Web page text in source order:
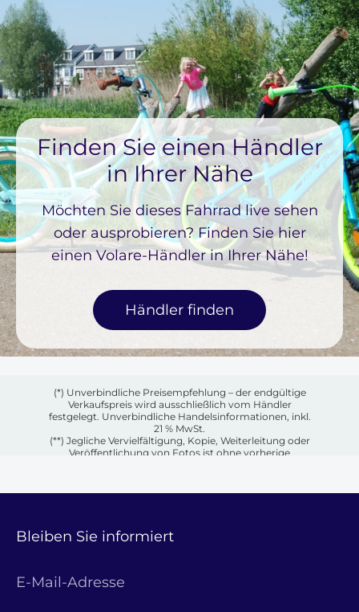
Finden Sie einen Händler
in Ihrer Nähe
Möchten Sie dieses Fahrrad live sehen
oder ausprobieren? Finden Sie hier
einen Volare-Händler in Ihrer Nähe!
Händler finden
(*) Unverbindliche Preisempfehlung – der endgültige
Verkaufspreis wird ausschließlich vom Händler
festgelegt. Unverbindliche Handelsinformationen, inkl.
21 % MwSt.
(**) Jegliche Vervielfältigung, Kopie, Weiterleitung oder
Veröffentlichung von Fotos ist ohne vorherige
Bleiben Sie informiert
E-Mail-Adresse